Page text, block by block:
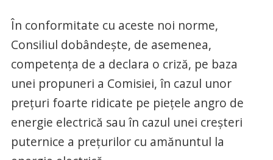
În conformitate cu aceste noi norme,
Consiliul dobândește, de asemenea,
competența de a declara o criză, pe baza
unei propuneri a Comisiei, în cazul unor
prețuri foarte ridicate pe piețele angro de
energie electrică sau în cazul unei creșteri
puternice a prețurilor cu amănuntul la